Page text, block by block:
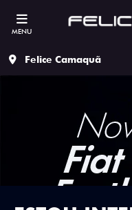
MENU
Felice Camaquã